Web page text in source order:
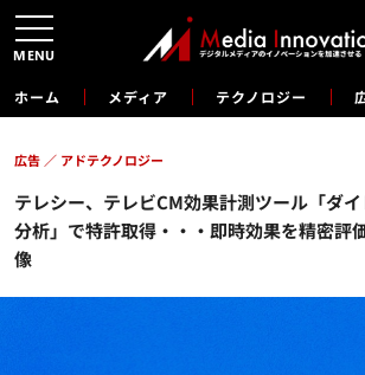
ホーム メディア テクノロジー
テレシー、テレビCM効果計測ツール「ダ
分析」で特許取得・・・即時効果を精密評
像
広告 アドテクノロジー
MENU